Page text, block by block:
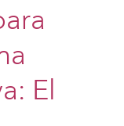
El